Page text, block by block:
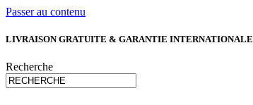
Passer au contenu
LIVRAISON GRATUITE & GARANTIE INTERNATIONALE
Recherche